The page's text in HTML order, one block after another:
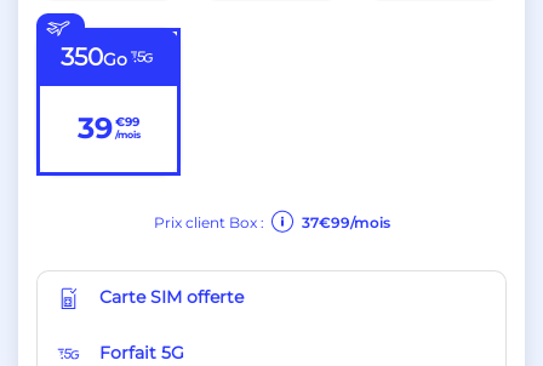
350Go
39€99
/mois
Prix client Box : 37€99/mois
Carte SIM offerte
Forfait 5G